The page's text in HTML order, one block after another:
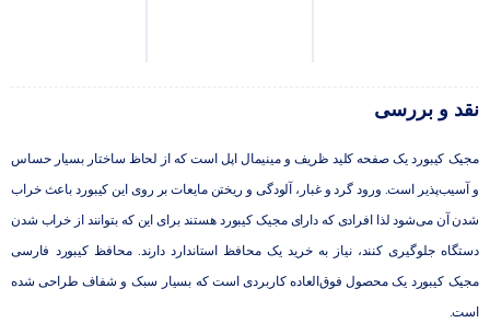
نقد و بررسی
مجیک کیبورد یک صفحه کلید ظریف و مینیمال اپل است که از لحاظ ساختار بسیار حساس
و آسیب‌پذیر است. ورود گرد و غبار، آلودگی و ریختن مایعات بر روی این کیبورد باعث خراب
شدن آن می‌شود لذا افرادی که دارای مجیک کیبورد هستند برای این که بتوانند از خراب شدن
دستگاه جلوگیری کنند، نیاز به خرید یک محافظ استاندارد دارند. محافظ کیبورد فارسی
مجیک کیبورد یک محصول فوق‌العاده کاربردی است که بسیار سبک و شفاف طراحی شده
است.